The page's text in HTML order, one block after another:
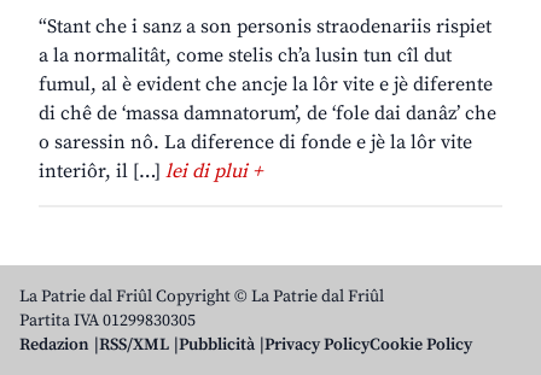
“Stant che i sanz a son personis straodenariis rispiet
a la normalitât, come stelis ch’a lusin tun cîl dut
fumul, al è evident che ancje la lôr vite e jè diferente
di chê de ‘massa damnatorum’, de ‘fole dai danâz’ che
o saressin nô. La diference di fonde e jè la lôr vite
interiôr, il […] lei di plui +
La Patrie dal Friûl Copyright © La Patrie dal Friûl
Partita IVA 01299830305
Redazion RSS/XML Pubblicità Privacy PolicyCookie Policy